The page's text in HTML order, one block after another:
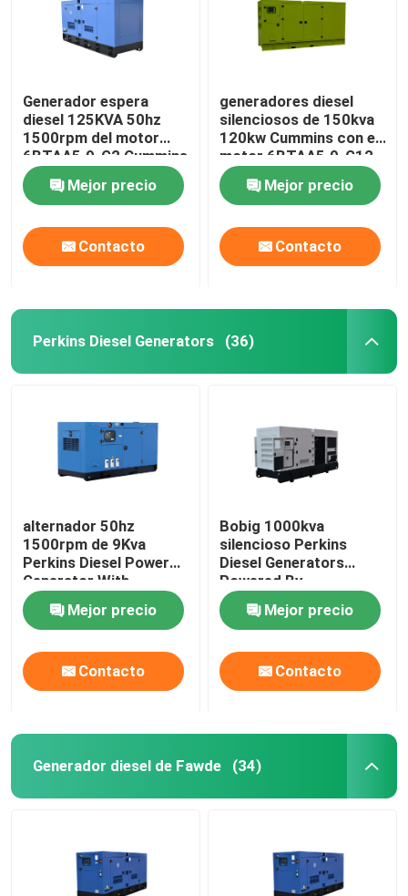
Generador espera
diesel 125KVA 50hz
1500rpm del motor
6BTAA5.9-G2 Cummins
Mejor precio
Contacto
generadores diesel
silenciosos de 150kva
120kw Cummins con el
motor 6BTAA5.9-G12
Mejor precio
Contacto
Perkins Diesel Generators (36)
alternador 50hz
1500rpm de 9Kva
Perkins Diesel Power
Generator With
Stamford
Mejor precio
Contacto
Bobig 1000kva
silencioso Perkins
Diesel Generators
Powered By
4008TAG2A
Mejor precio
Contacto
Generador diesel de Fawde (34)